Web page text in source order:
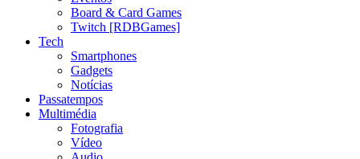
Board & Card Games
Twitch [RDBGames]
Tech
Smartphones
Gadgets
Notícias
Passatempos
Multimédia
Fotografia
Vídeo